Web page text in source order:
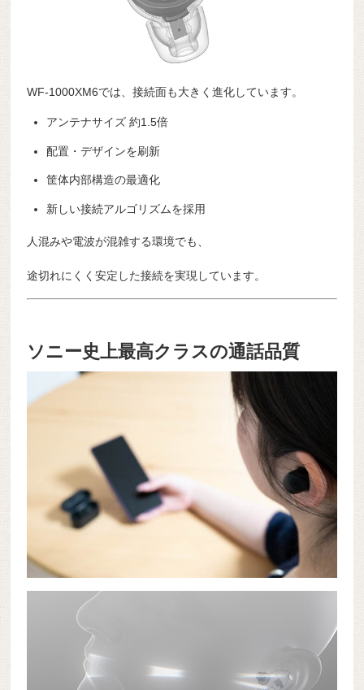
WF-1000XM6では、接続面も大きく進化しています。
アンテナサイズ 約1.5倍
配置・デザインを刷新
筐体内部構造の最適化
新しい接続アルゴリズムを採用
人混みや電波が混雑する環境でも、
途切れにくく安定した接続を実現しています。
ソニー史上最高クラスの通話品質